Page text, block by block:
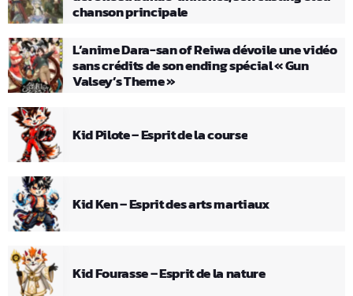
chanson principale
L’anime Dara-san of Reiwa dévoile une vidéo
sans crédits de son ending spécial « Gun
Valsey’s Theme »
Kid Pilote – Esprit de la course
Kid Ken – Esprit des arts martiaux
Kid Fourasse – Esprit de la nature